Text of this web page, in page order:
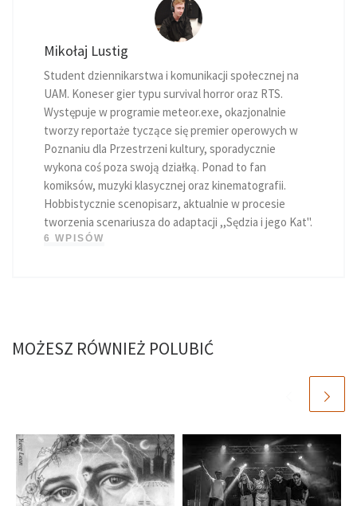
Mikołaj Lustig
Student dziennikarstwa i komunikacji społecznej na
UAM. Koneser gier typu survival horror oraz RTS.
Występuje w programie meteor.exe, okazjonalnie
tworzy reportaże tyczące się premier operowych w
Poznaniu dla Przestrzeni kultury, sporadycznie
wykona coś poza swoją działką. Ponad to fan
komiksów, muzyki klasycznej oraz kinematografii.
Hobbistycznie scenopisarz, aktualnie w procesie
tworzenia scenariusza do adaptacji ,,Sędzia i jego Kat".
6 WPISÓW
MOŻESZ RÓWNIEŻ POLUBIĆ